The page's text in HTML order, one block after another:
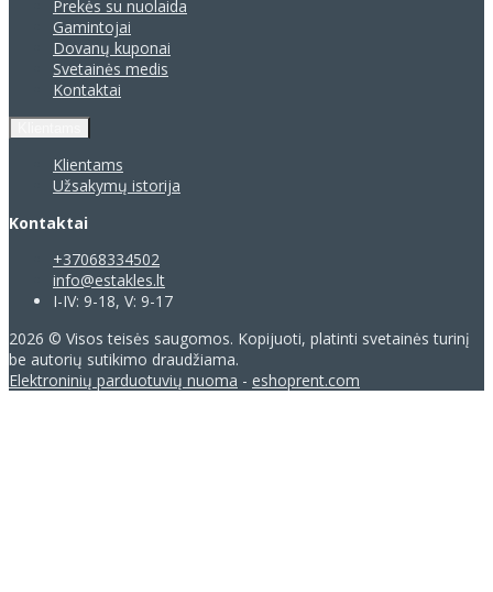
Prekės su nuolaida
Gamintojai
Dovanų kuponai
Svetainės medis
Kontaktai
Klientams
Užsakymų istorija
Kontaktai
+37068334502
info@estakles.lt
I-IV: 9-18, V: 9-17
2026 © Visos teisės saugomos. Kopijuoti, platinti svetainės turinį
be autorių sutikimo draudžiama.
Elektroninių parduotuvių nuoma - eshoprent.com